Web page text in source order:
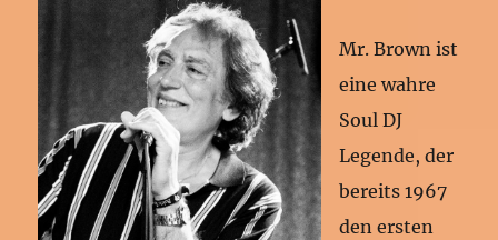
Mr. Brown ist
eine wahre
Soul DJ
Legende, der
bereits 1967
den ersten